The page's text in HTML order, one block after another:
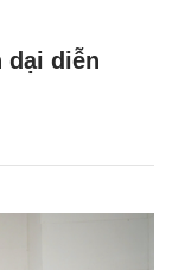
dại diễn